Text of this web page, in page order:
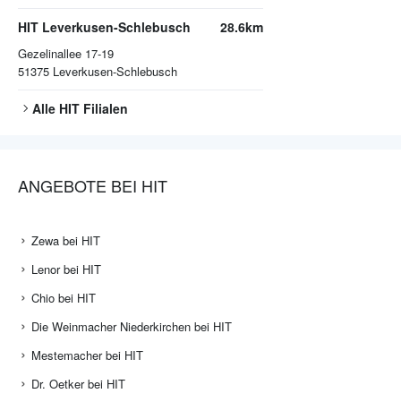
HIT Leverkusen-Schlebusch
Gezelinallee 17-19
51375 Leverkusen-Schlebusch
28.6km
Alle HIT Filialen
ANGEBOTE BEI HIT
Zewa bei HIT
Lenor bei HIT
Chio bei HIT
Die Weinmacher Niederkirchen bei HIT
Mestemacher bei HIT
Dr. Oetker bei HIT